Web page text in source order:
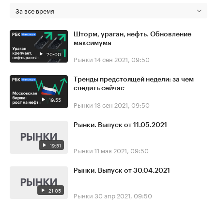
За все время
20:00
Шторм, ураган, нефть. Обновление
максимума
Рынки 14 сен 2021, 09:50
19:55
Тренды предстоящей недели: за чем
следить сейчас
Рынки 13 сен 2021, 09:50
19:51
Рынки. Выпуск от 11.05.2021
Рынки 11 мая 2021, 09:50
21:05
Рынки. Выпуск от 30.04.2021
Рынки 30 апр 2021, 09:50